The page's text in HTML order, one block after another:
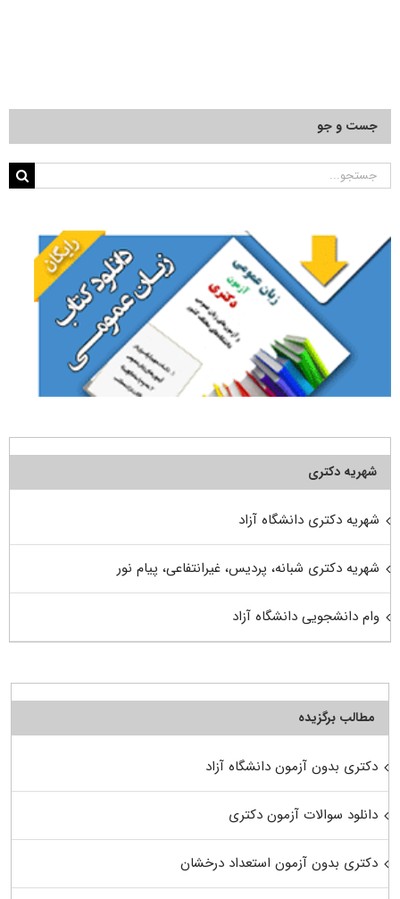
جست و جو
جستجو
شهریه دکتری
شهریه دکتری دانشگاه آزاد
شهریه دکتری شبانه، پردیس، غیرانتفاعی، پیام نور
وام دانشجویی دانشگاه آزاد
مطالب برگزیده
دکتری بدون آزمون دانشگاه آزاد
دانلود سوالات آزمون دکتری
دکتری بدون آزمون استعداد درخشان